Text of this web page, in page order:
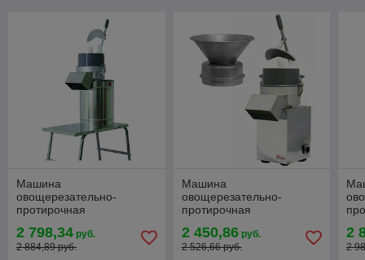
Машина
овощерезательно-
протирочная
01 П (220В, подставка)
2 798,34 руб.
2 884,89 руб.
Машина
овощерезательно-
протирочная
(220В)
2 450,86руб.
2 526,66 руб.
П
2
2